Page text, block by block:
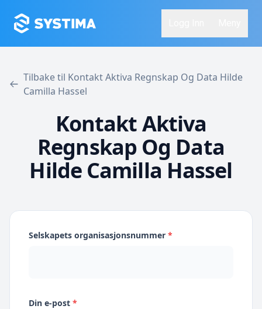
Tilbake til Kontakt Aktiva Regnskap Og Data Hilde
Camilla Hassel
Kontakt Aktiva
Regnskap Og Data
Hilde Camilla Hassel
Selskapets organisasjonsnummer *
Din e-post *